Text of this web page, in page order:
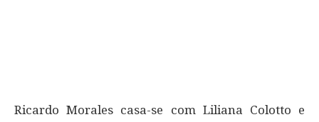
Ricardo Morales casa-se com Liliana Colotto e